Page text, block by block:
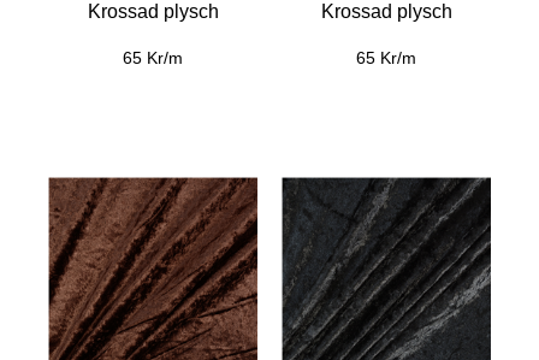
Krossad plysch
65 Kr/m
Krossad plysch
65 Kr/m